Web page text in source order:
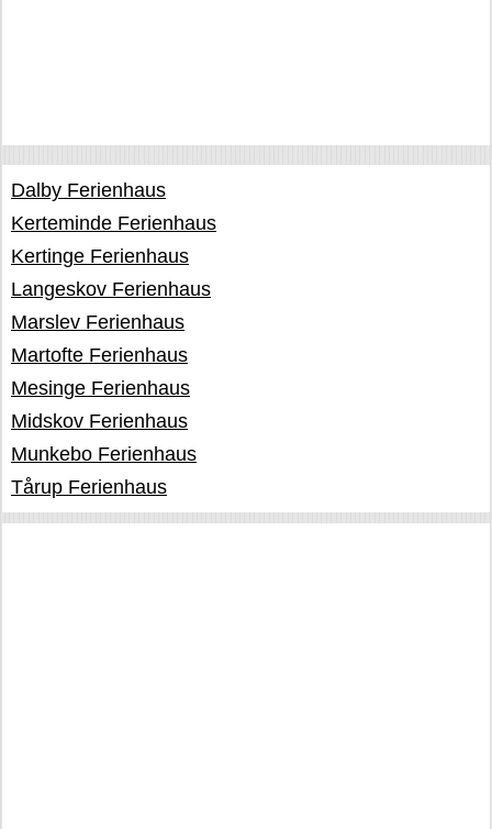
Dalby Ferienhaus
Kerteminde Ferienhaus
Kertinge Ferienhaus
Langeskov Ferienhaus
Marslev Ferienhaus
Martofte Ferienhaus
Mesinge Ferienhaus
Midskov Ferienhaus
Munkebo Ferienhaus
Tårup Ferienhaus